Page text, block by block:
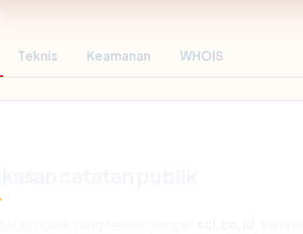
Teknis Keamanan WHOIS